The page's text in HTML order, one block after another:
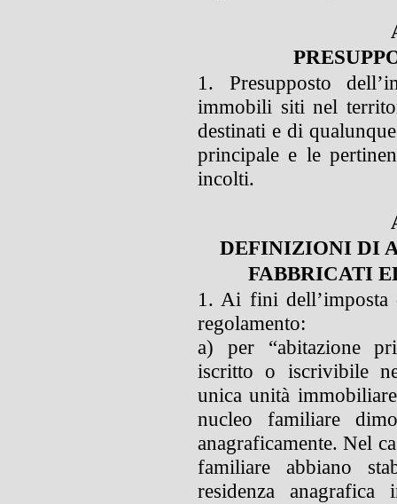
1. Presupposto
immobili siti nel
destinati e di
principale e le
incolti.
DEFINIZIONI DI
FABBRICATI
1. Ai fini dell’imposta
regolamento:
a) per “abitazione
iscritto o iscrivibile
unica unità
nucleo familiare
anagraficamente. Nel
familiare abbiano
residenza